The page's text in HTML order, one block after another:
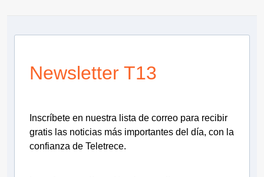
Newsletter T13
Inscríbete en nuestra lista de correo para recibir
gratis las noticias más importantes del día, con la
confianza de Teletrece.